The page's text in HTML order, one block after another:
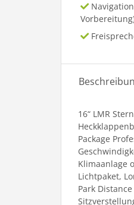
16“ LMR
Package
Klimaanlage
Lichtpaket,
Park